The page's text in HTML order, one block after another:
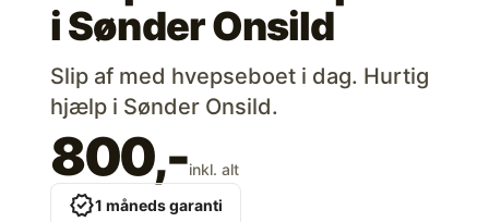
iSønder Onsild
Slip af med hvepseboet i dag. Hurtig
hjælp i Sønder Onsild.
800,-inkl. alt
verified1 måneds garanti